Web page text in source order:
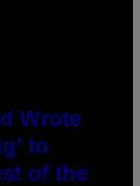
Wrote
to
of the